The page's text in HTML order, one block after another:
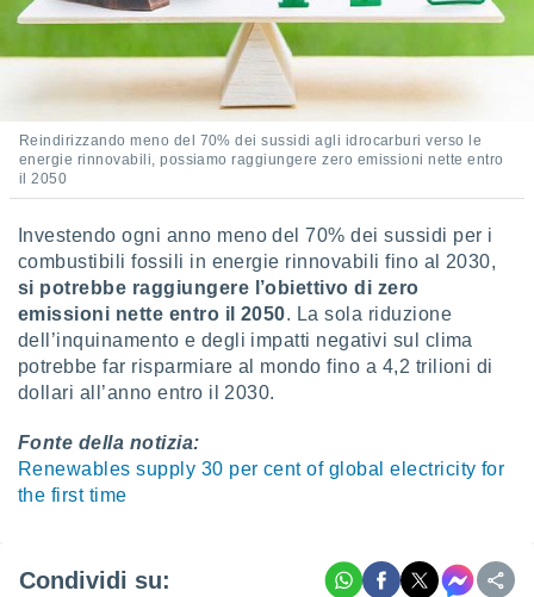
Reindirizzando meno del 70% dei sussidi agli idrocarburi verso le
energie rinnovabili, possiamo raggiungere zero emissioni nette entro
il 2050
Investendo ogni anno meno del 70% dei sussidi per i
combustibili fossili in energie rinnovabili fino al 2030,
si potrebbe raggiungere l’obiettivo di zero
emissioni nette entro il 2050. La sola riduzione
dell’inquinamento e degli impatti negativi sul clima
potrebbe far risparmiare al mondo fino a 4,2 trilioni di
dollari all’anno entro il 2030.
Fonte della notizia:
Renewables supply 30 per cent of global electricity for
the first time
Condividi su: